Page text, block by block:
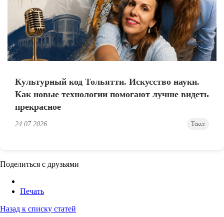
Культурный код Тольятти. Искусство науки.
Как новые технологии помогают лучше видеть
прекрасное
24.07.2026 Текст
Поделиться с друзьями
Печать
Назад к списку статей